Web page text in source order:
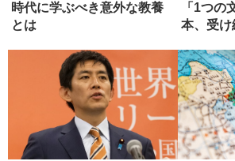
時代に学ぶべき意外な教養
とは
「1つの
本、受け